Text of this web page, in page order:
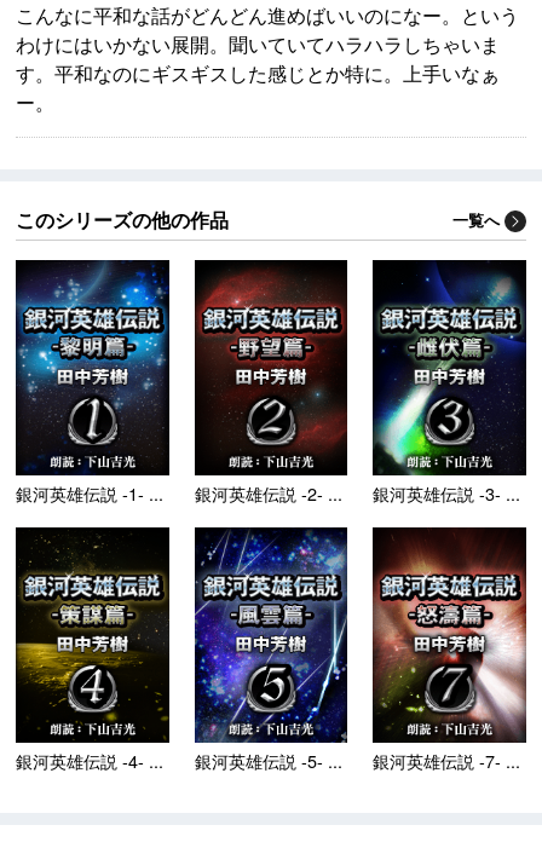
こんなに平和な話がどんどん進めばいいのになー。という
わけにはいかない展開。聞いていてハラハラしちゃいま
す。平和なのにギスギスした感じとか特に。上手いなぁ
ー。
このシリーズの他の作品 一覧へ
銀河英雄伝説 -1- ... 銀河英雄伝説 -2- ... 銀河英雄伝説 -3- ...
銀河英雄伝説 -4- ... 銀河英雄伝説 -5- ... 銀河英雄伝説 -7- ...